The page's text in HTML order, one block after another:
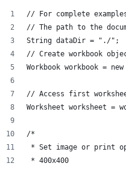
// For complete
// The path to the
String dataDir = "./";
// Create workbook
Workbook workbook =
// Access first
Worksheet worksheet =
/*
* Set image or print
* 400x400